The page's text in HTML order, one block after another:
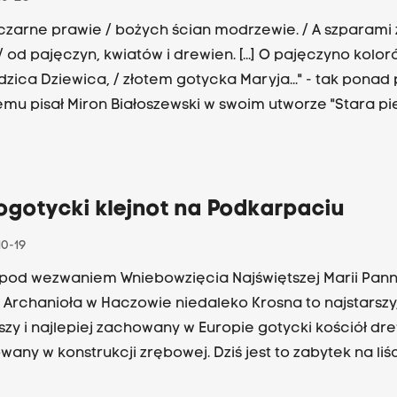
Jagiellończyka? Magdalena Łanuszka zaprasza do
kolejnych ciekawostek w audycji Wielka Sztuka
godz. 18.05.
prawie / bożych ścian modrzewie. / A szparami
od pajęczyn, kwiatów i drewien. [...] O pajęczyno
Dziewica, / złotem gotycka Maryja..." - tak ponad
pisał Miron Białoszewski w swoim utworze "Stara
częściach tego zabytku i do jakich wydarzeń one się
w binarowskiej świątyni? Magdalena Łanuszka
kolejnych ciekawostek w programie Wielka
w piątek o godz. 18.05.
klejnot na Podkarpaciu
19
pod wezwaniem Wniebowzięcia Najświętszej Marii
Archanioła w Haczowie niedaleko Krosna to
i najlepiej zachowany w Europie gotycki kościół
w konstrukcji zrębowej. Dziś jest to zabytek na